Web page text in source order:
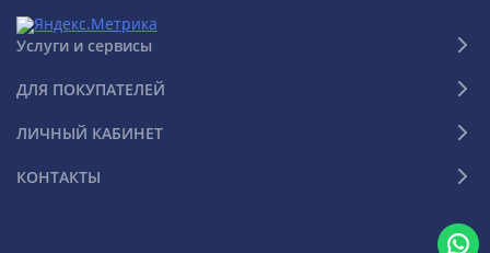
Услуги и сервисы
ДЛЯ ПОКУПАТЕЛЕЙ
ЛИЧНЫЙ КАБИНЕТ
КОНТАКТЫ